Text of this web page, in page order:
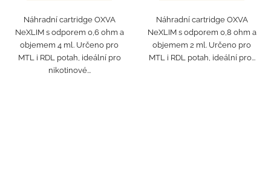
Náhradní cartridge OXVA
NeXLIM s odporem 0,6 ohm a
objemem 4 ml. Určeno pro
MTL i RDL potah, ideální pro
nikotinové...
Náhradní cartridge OXVA
NeXLIM s odporem 0,8 ohm a
objemem 2 ml. Určeno pro
MTL i RDL potah, ideální pro...